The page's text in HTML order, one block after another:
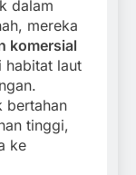
dalam
mereka
komersial
habitat laut
bertahan
tinggi,
ke